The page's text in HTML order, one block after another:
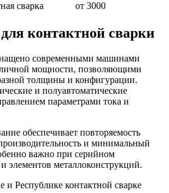
сварка
от 3000
контактной сварки
современными машинами
мощности, позволяющими
толщины и конфигурации.
и полуавтоматические
параметрами тока и
обеспечивает повторяемость
и минимальный
важно при серийном
элементов металлоконструкций.